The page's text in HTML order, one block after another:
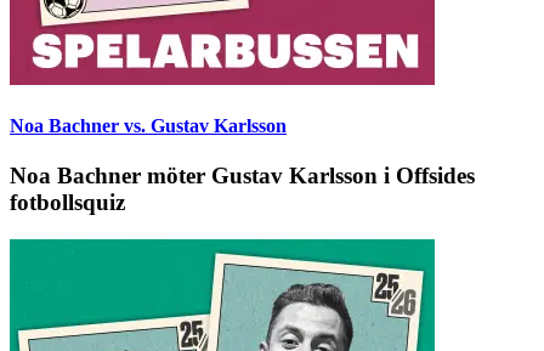
Noa Bachner vs. Gustav Karlsson
Noa Bachner möter Gustav Karlsson i Offsides
fotbollsquiz